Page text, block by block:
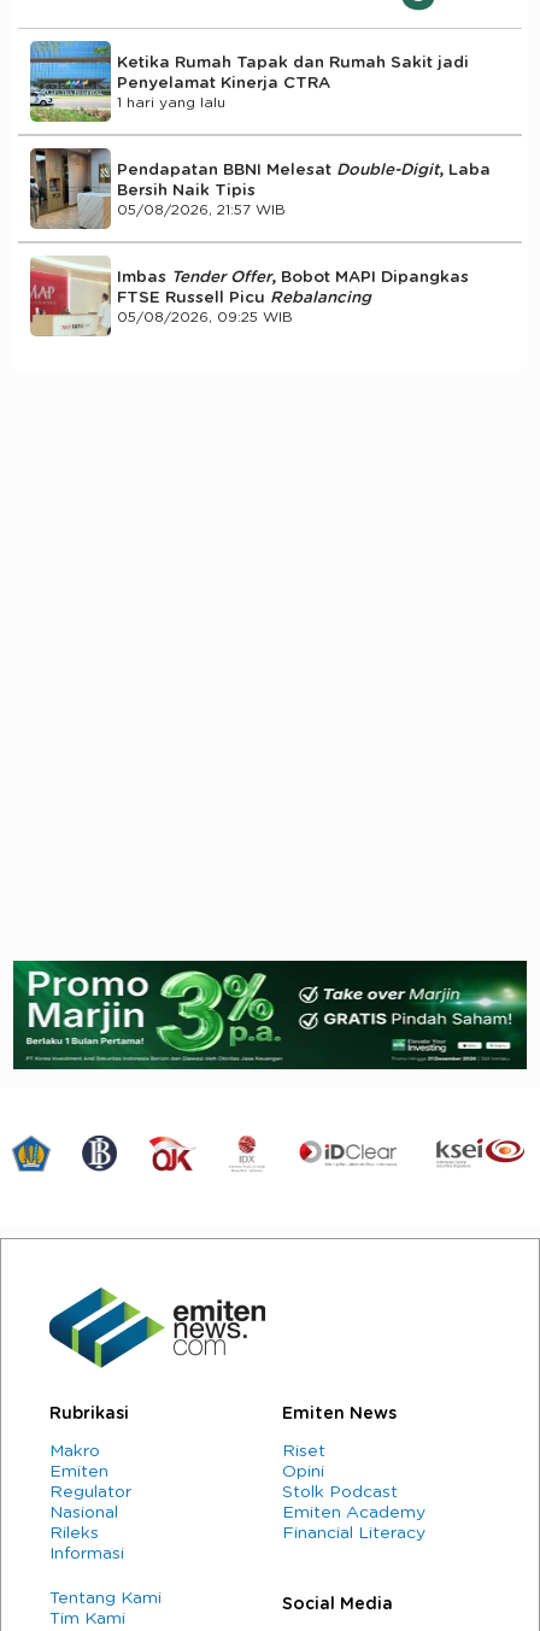
Ketika Rumah Tapak dan Rumah Sakit jadi
Penyelamat Kinerja CTRA
1 hari yang lalu
Pendapatan BBNI Melesat Double-Digit, Laba
Bersih Naik Tipis
05/08/2026, 21:57 WIB
Imbas Tender Offer, Bobot MAPI Dipangkas
FTSE Russell Picu Rebalancing
05/08/2026, 09:25 WIB
Rubrikasi
Makro
Emiten
Regulator
Nasional
Rileks
Informasi
Emiten News
Riset
Opini
Stolk Podcast
Emiten Academy
Financial Literacy
Tentang Kami
Tim Kami
Social Media